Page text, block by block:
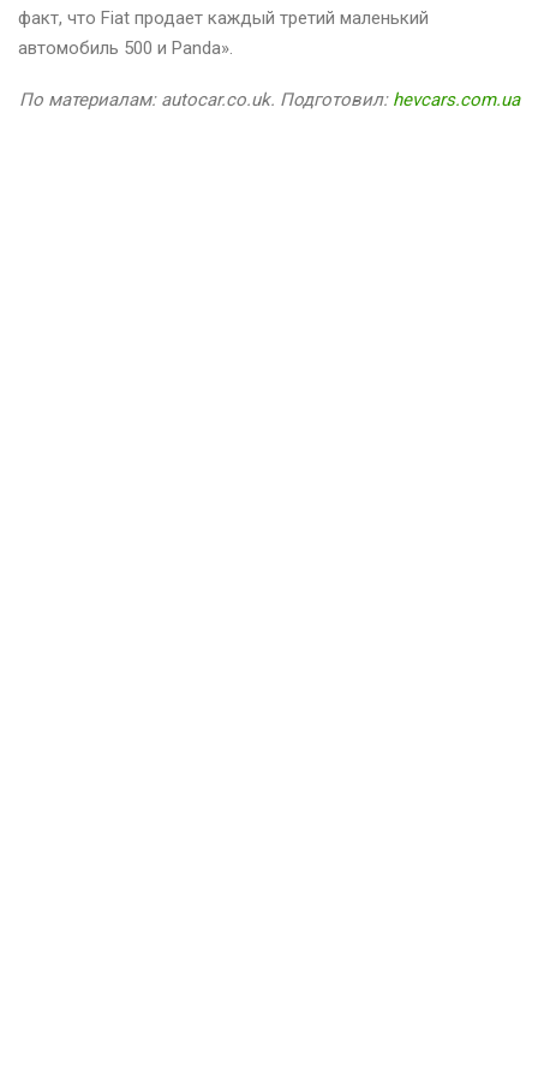
факт, что Fiat продает каждый третий маленький
автомобиль 500 и Panda».
По материалам: autocar.co.uk. Подготовил: hevcars.com.ua